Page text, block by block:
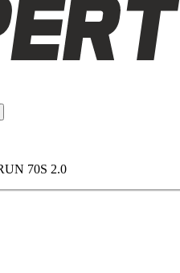
70S 2.0